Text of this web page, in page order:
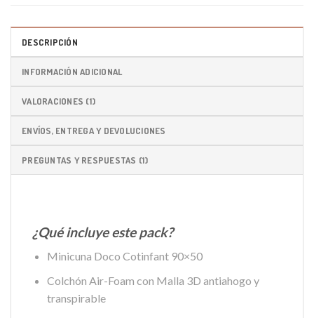
DESCRIPCIÓN
INFORMACIÓN ADICIONAL
VALORACIONES (1)
ENVÍOS, ENTREGA Y DEVOLUCIONES
PREGUNTAS Y RESPUESTAS (1)
¿Qué incluye este pack?
Minicuna Doco Cotinfant 90×50
Colchón Air-Foam con Malla 3D antiahogo y
transpirable